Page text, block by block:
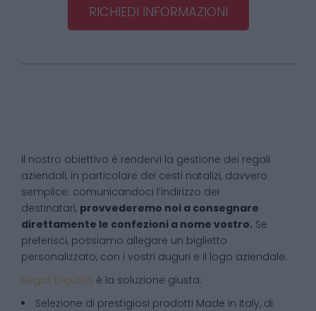
RICHIEDI INFORMAZIONI
Il nostro obiettivo è rendervi la gestione dei regali
aziendali, in particolare dei cesti natalizi, davvero
semplice: comunicandoci l’indirizzo dei
destinatari, provvederemo noi a consegnare
direttamente le confezioni a nome vostro. Se
preferisci, possiamo allegare un biglietto
personalizzato, con i vostri auguri e il logo aziendale.
Regali Digusto è la soluzione giusta:
Selezione di prestigiosi prodotti Made in Italy, di